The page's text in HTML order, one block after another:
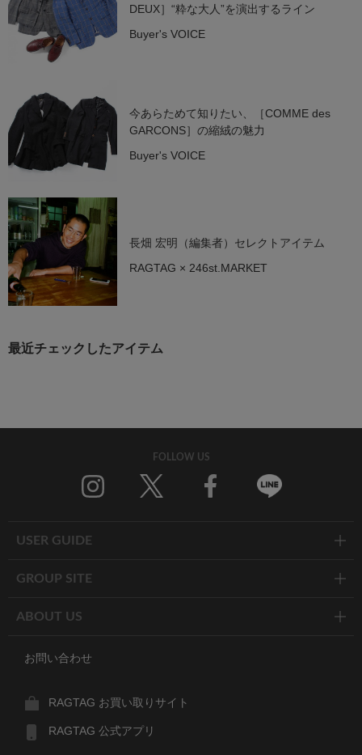
DEUX］“粋な大人”を演出するライン
Buyer's VOICE
今あらためて知りたい、［COMME des
GARCONS］の縮絨の魅力
Buyer's VOICE
長畑 宏明（編集者）セレクトアイテム
RAGTAG × 246st.MARKET
最近チェックしたアイテム
FOLLOW US
USER GUIDE
GROUP SITE
ABOUT US
お問い合わせ
RAGTAG お買い取りサイト
RAGTAG 公式アプリ